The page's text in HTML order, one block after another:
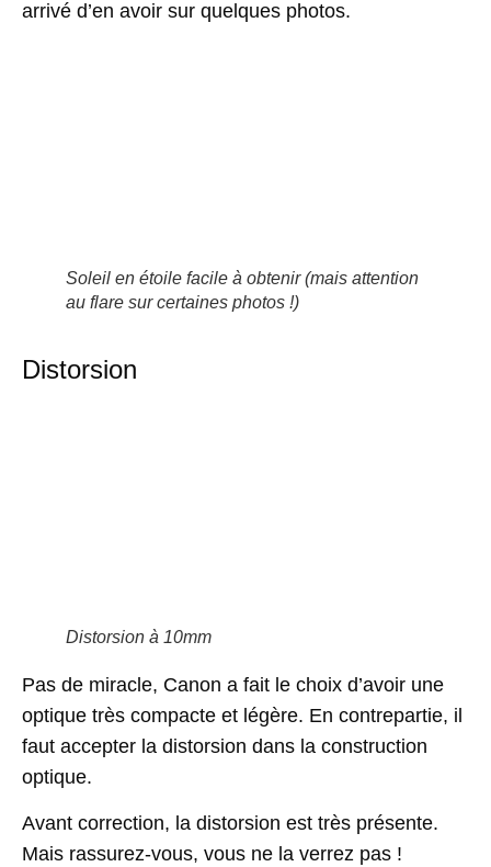
arrivé d’en avoir sur quelques photos.
Soleil en étoile facile à obtenir (mais attention
au flare sur certaines photos !)
Distorsion
Distorsion à 10mm
Pas de miracle, Canon a fait le choix d’avoir une
optique très compacte et légère. En contrepartie, il
faut accepter la distorsion dans la construction
optique.
Avant correction, la distorsion est très présente.
Mais rassurez-vous, vous ne la verrez pas !